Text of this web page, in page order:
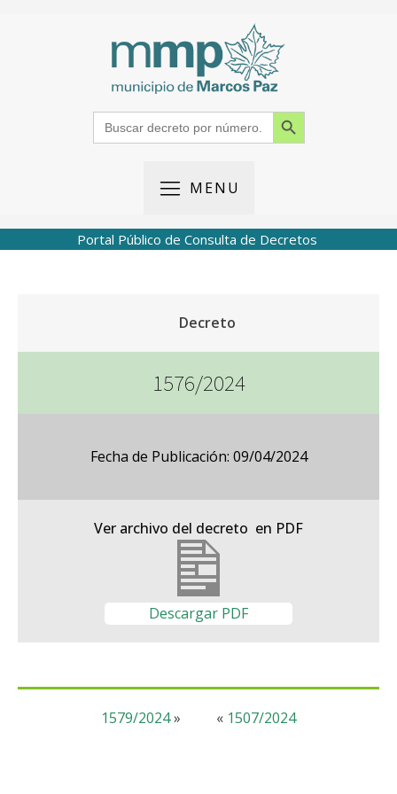
Search
for:
Search Button
MENU
Portal Público de Consulta de Decretos
Decreto
1576/2024
Fecha de Publicación: 09/04/2024
Ver archivo del decreto en PDF
Descargar PDF
« 1507/2024
1579/2024»